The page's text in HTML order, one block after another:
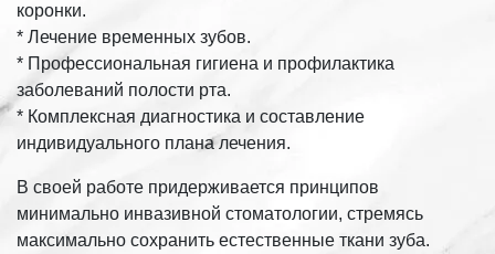
коронки.
* Лечение временных зубов.
* Профессиональная гигиена и профилактика
заболеваний полости рта.
* Комплексная диагностика и составление
индивидуального плана лечения.
В своей работе придерживается принципов
минимально инвазивной стоматологии, стремясь
максимально сохранить естественные ткани зуба.